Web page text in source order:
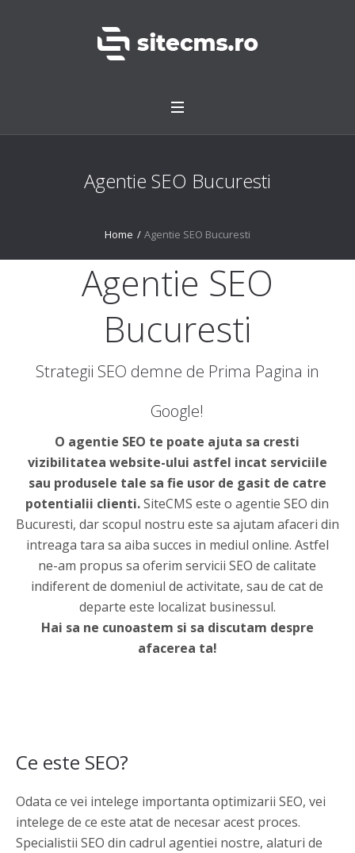
Agentie SEO Bucuresti
Home / Agentie SEO Bucuresti
Agentie SEO
Bucuresti
Strategii SEO demne de Prima Pagina in
Google!
O agentie SEO te poate ajuta sa cresti
vizibilitatea website-ului astfel incat serviciile
sau produsele tale sa fie usor de gasit de catre
potentialii clienti.SiteCMS este o agentie SEO din
Bucuresti, dar scopul nostru este sa ajutam afaceri din
intreaga tara sa aiba succes in mediul online. Astfel
ne-am propus sa oferim servicii SEO de calitate
indiferent de domeniul de activitate, sau de cat de
departe este localizat businessul.
Hai sa ne cunoastem si sa discutam despre
afacerea ta!
Ce este SEO?
Odata ce vei intelege importanta optimizarii SEO, vei
intelege de ce este atat de necesar acest proces.
Specialistii SEO din cadrul agentiei nostre, alaturi de